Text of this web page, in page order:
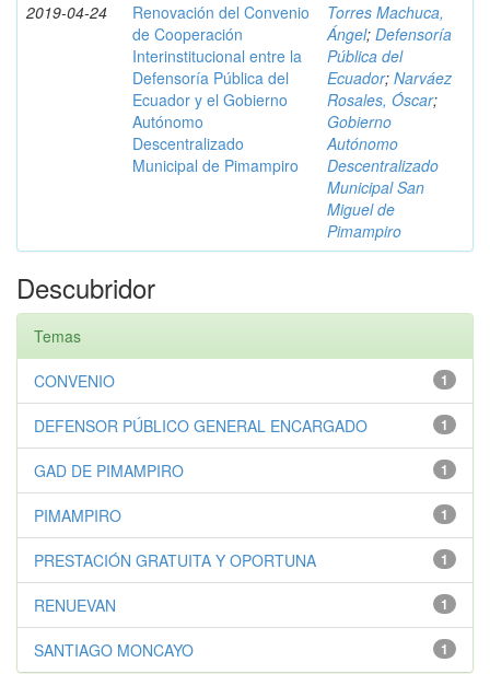
2019-04-24
Renovación del Convenio
de Cooperación
Interinstitucional entre la
Defensoría Pública del
Ecuador y el Gobierno
Autónomo
Descentralizado
Municipal de Pimampiro
Torres Machuca,
Ángel; Defensoría
Pública del
Ecuador; Narváez
Rosales, Óscar;
Gobierno
Autónomo
Descentralizado
Municipal San
Miguel de
Pimampiro
Descubridor
Temas
1
CONVENIO
1
DEFENSOR PÚBLICO GENERAL ENCARGADO
1
GAD DE PIMAMPIRO
1
PIMAMPIRO
1
PRESTACIÓN GRATUITA Y OPORTUNA
1
RENUEVAN
1
SANTIAGO MONCAYO